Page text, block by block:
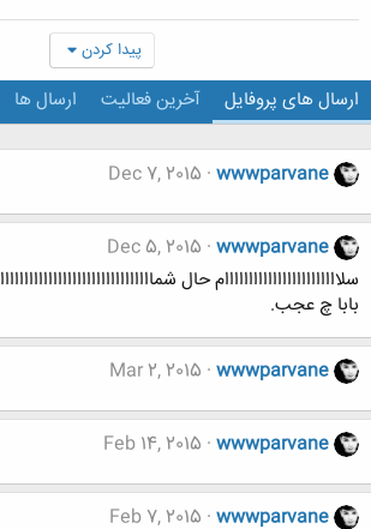
پیدا کردن
ارسال های پروفایل آخرین فعالیت ارسال ها
wwwparvane
Dec 7, 2015
wwwparvane
Dec 5, 2015
سلاااااااااااااااااااااااام حال شماااااااااااااااااااااااااااااااا
بابا چ عجب.
wwwparvane
Mar 2, 2015
wwwparvane
Feb 14, 2015
wwwparvane
Feb 7, 2015